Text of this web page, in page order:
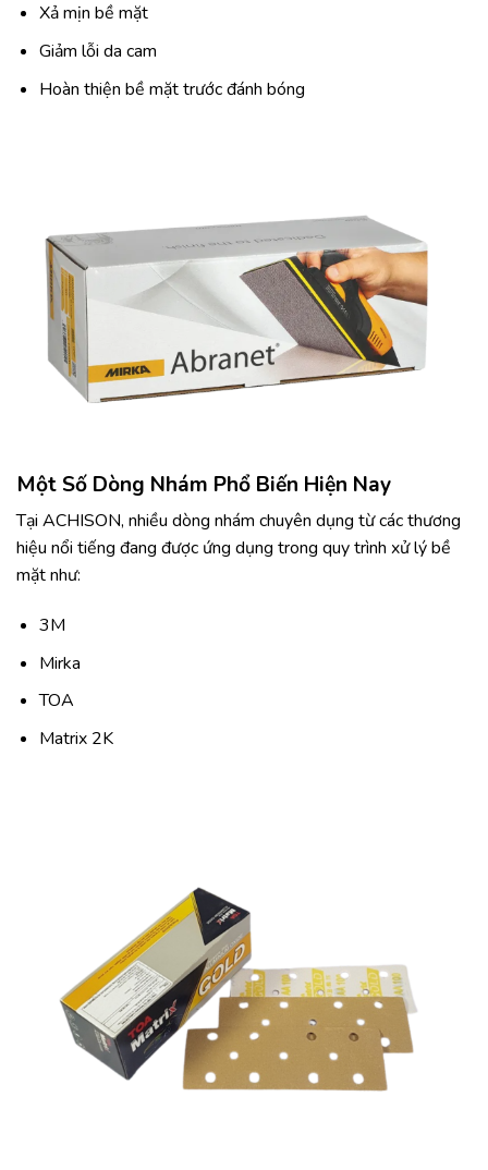
Xả mịn bề mặt
Giảm lỗi da cam
Hoàn thiện bề mặt trước đánh bóng
Một Số Dòng Nhám Phổ Biến Hiện Nay
Tại ACHISON, nhiều dòng nhám chuyên dụng từ các thương
hiệu nổi tiếng đang được ứng dụng trong quy trình xử lý bề
mặt như:
3M
Mirka
TOA
Matrix 2K